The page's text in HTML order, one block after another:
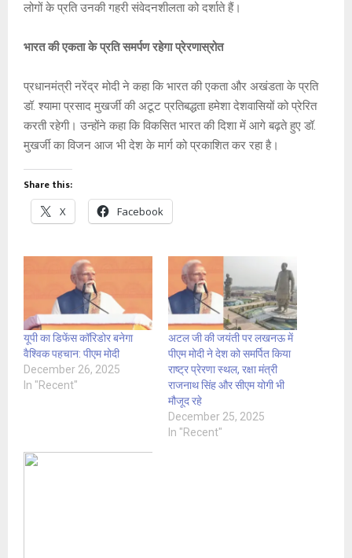
लोगों के प्रति उनकी गहरी संवेदनशीलता को दर्शाते हैं।
भारत की एकता के प्रति समर्पण रहेगा प्रेरणास्रोत
प्रधानमंत्री नरेंद्र मोदी ने कहा कि भारत की एकता और अखंडता के प्रति
डॉ. श्यामा प्रसाद मुखर्जी की अटूट प्रतिबद्धता हमेशा देशवासियों को प्रेरित
करती रहेगी। उन्होंने कहा कि विकसित भारत की दिशा में आगे बढ़ते हुए डॉ.
मुखर्जी का विजन आज भी देश के मार्ग को प्रकाशित कर रहा है।
Share this:
X Facebook
यूपी का डिफेंस कॉरिडोर बनेगा
वैश्विक पहचान: पीएम मोदी
December 26, 2025
In "Recent"
अटल जी की जयंती पर लखनऊ में
पीएम मोदी ने देश को समर्पित किया
राष्ट्र प्रेरणा स्थल, रक्षा मंत्री
राजनाथ सिंह और सीएम योगी भी
मौजूद रहे
December 25, 2025
In "Recent"